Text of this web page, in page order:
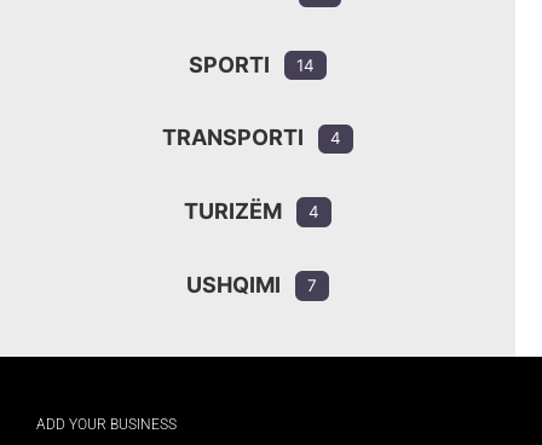
SPORTI 14
TRANSPORTI 4
TURIZËM 4
USHQIMI 7
ADD YOUR BUSINESS